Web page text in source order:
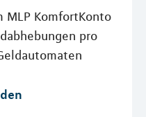
MLP KomfortKonto
pro